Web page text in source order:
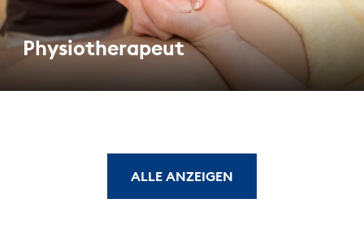
Physiotherapeut
ALLE ANZEIGEN